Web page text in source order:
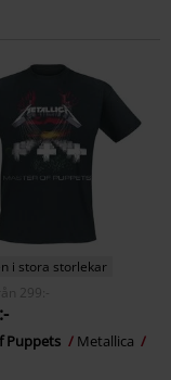
i stora storlekar
299:-
Puppets
Metallica